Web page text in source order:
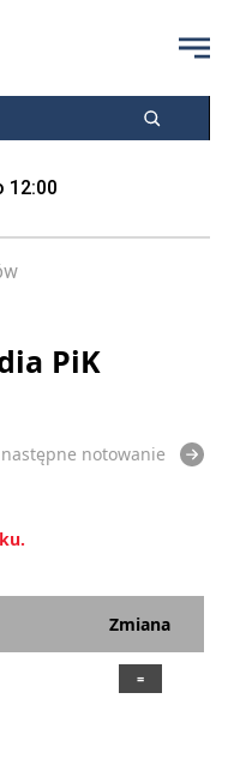
12:00
PiK
następne notowanie
Zmiana